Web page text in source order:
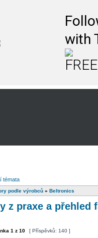
with
témata
podle výrobců » Beltronics
z praxe a přehled
1 z 10 [ Příspěvků: 140 ]